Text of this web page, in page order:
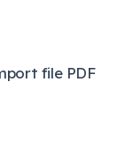
file PDF